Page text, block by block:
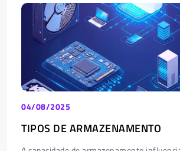
04/08/2025
TIPOS DE ARMAZENAMENTO